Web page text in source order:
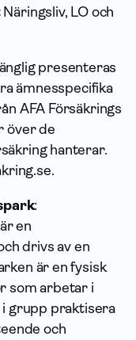
LO och
presenteras
ämnesspecifika
AFA Försäkrings
över de
hanterar.
:
en
drivs av en
är en fysisk
som arbetar i
grupp praktisera
och